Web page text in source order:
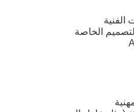
الفنية
الخاصة